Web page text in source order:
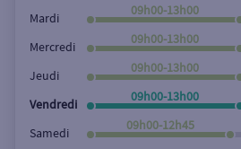
Mardi
09h00-13h00
Mercredi
09h00-13h00
Jeudi
09h00-13h00
Vendredi
09h00-13h00
Samedi
09h00-12h45